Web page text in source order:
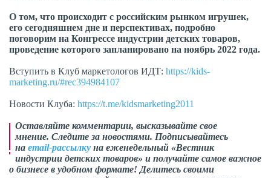
О том, что происходит с российским рынком игрушек,
его сегодняшнем дне и перспективах, подробно
поговорим на Конгрессе индустрии детских товаров,
проведение которого запланировано на ноябрь 2022 года.
Вступить в Клуб маркетологов ИДТ: https://kids-
marketing.ru/#rec394984107
Новости Клуба: https://t.me/kidsmarketing2011
Оставляйте комментарии, высказывайте свое
мнение. Следите за новостями. Подписывайтесь
на email-рассылку на еженедельный «Вестник
индустрии детских товаров» и получайте самое важное
о бизнесе в удобном формате! Делитесь своими